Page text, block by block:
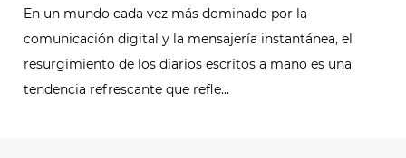
En un mundo cada vez más dominado por la
comunicación digital y la mensajería instantánea, el
resurgimiento de los diarios escritos a mano es una
tendencia refrescante que refle...